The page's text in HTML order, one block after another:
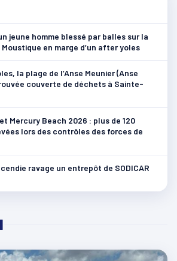
jeune homme blessé par balles sur la
Moustique en marge d’un after yoles
la plage de l’Anse Meunier (Anse
couverte de déchets à Sainte-
Mercury Beach 2026 : plus de 120
lors des contrôles des forces de
ravage un entrepôt de SODICAR